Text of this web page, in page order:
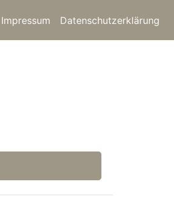
Impressum Datenschutzerklärung